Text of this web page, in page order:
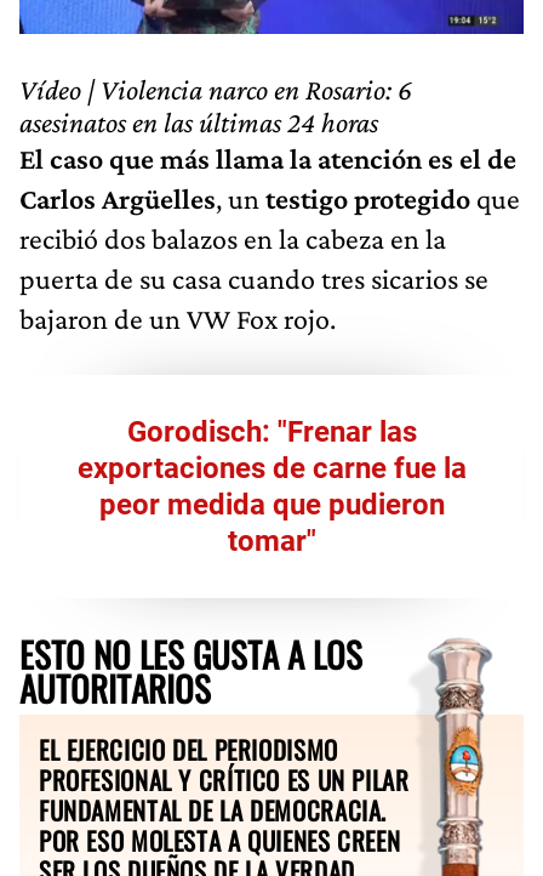
Vídeo | Violencia narco en Rosario: 6
asesinatos en las últimas 24 horas
El caso que más llama la atención es el de
Carlos Argüelles, un testigo protegido que
recibió dos balazos en la cabeza en la
puerta de su casa cuando tres sicarios se
bajaron de un VW Fox rojo.
Gorodisch: "Frenar las
exportaciones de carne fue la
peor medida que pudieron
tomar"
ESTO NO LES GUSTA A LOS
AUTORITARIOS
EL EJERCICIO DEL PERIODISMO
PROFESIONAL Y CRÍTICO ES UN PILAR
FUNDAMENTAL DE LA DEMOCRACIA.
POR ESO MOLESTA A QUIENES CREEN